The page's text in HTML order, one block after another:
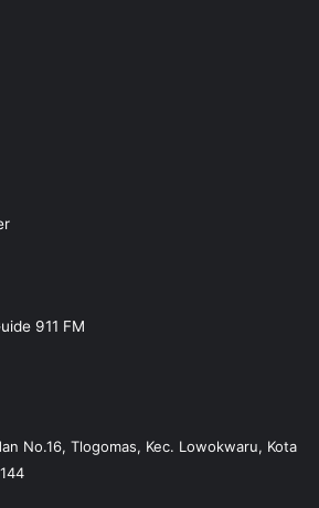
911 FM
No.16, Tlogomas, Kec. Lowokwaru, Kota